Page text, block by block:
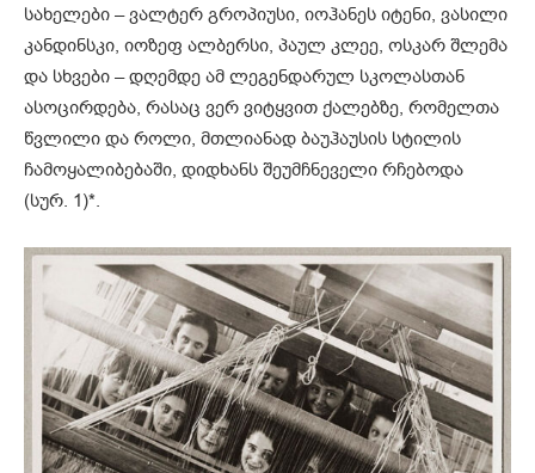
სახელები – ვალტერ გროპიუსი, იოჰანეს იტენი, ვასილი
კანდინსკი, იოზეფ ალბერსი, პაულ კლეე, ოსკარ შლემა
და სხვები – დღემდე ამ ლეგენდარულ სკოლასთან
ასოცირდება, რასაც ვერ ვიტყვით ქალებზე, რომელთა
წვლილი და როლი, მთლიანად ბაუჰაუსის სტილის
ჩამოყალიბებაში, დიდხანს შეუმჩნეველი რჩებოდა
(სურ. 1)*.